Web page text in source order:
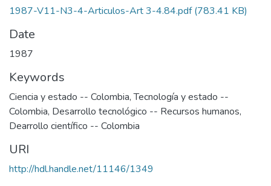
1987-V11-N3-4-Articulos-Art 3-4.84.pdf(783.41 KB)
Date
1987
Keywords
Ciencia y estado -- Colombia,Tecnología y estado --
Colombia, Desarrollo tecnológico -- Recursos humanos,
Dearrollo científico -- Colombia
URI
http://hdl.handle.net/11146/1349